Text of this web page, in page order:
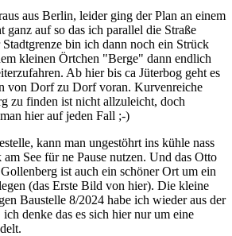
aus Berlin, leider ging der Plan an einem
ganz auf so das ich parallel die Straße
bin ich dann noch ein Strück
kleinen Örtchen "Berge" dann endlich
Ab hier bis ca Jüterbog geht es
von Dorf zu Dorf voran. Kurvenreiche
zu finden ist nicht allzuleicht, doch
hier auf jeden Fall ;-)
kann man ungestöhrt ins kühle nass
See für ne Pause nutzen. Und das Otto
ist auch ein schöner Ort um ein
(das Erste Bild von hier). Die kleine
Baustelle 8/2024 habe ich wieder aus der
denke das es sich hier nur um eine